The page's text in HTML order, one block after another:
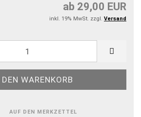
ab 29,00 EUR
inkl. 19% MwSt. zzgl. Versand
AUF DEN MERKZETTEL